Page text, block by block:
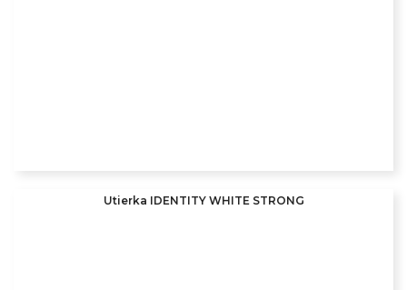
Utierka IDENTITY WHITE STRONG